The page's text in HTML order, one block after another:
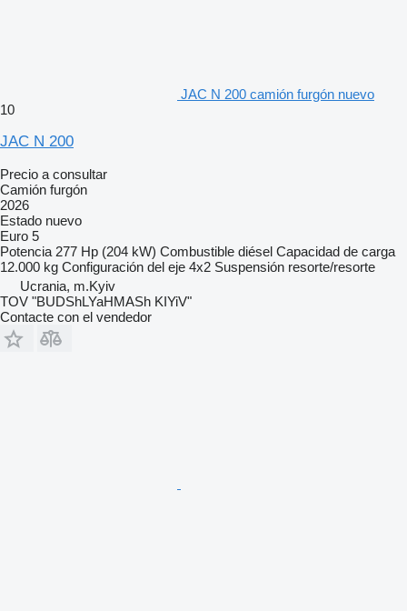
JAC N 200 camión furgón nuevo
10
JAC N 200
Precio a consultar
Camión furgón
2026
Estado nuevo
Euro 5
Potencia 277 Hp (204 kW) Combustible diésel Capacidad de carga
12.000 kg Configuración del eje 4x2 Suspensión resorte/resorte
Ucrania, m.Kyiv
TOV "BUDShLYaHMASh KIYiV"
Contacte con el vendedor